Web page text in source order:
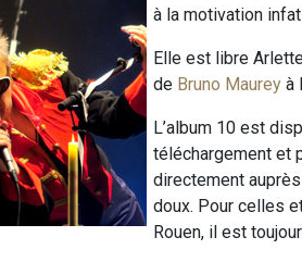
à la motivation
Elle est libre
de Bruno Maurey à
L’album 10 est
téléchargement et
directement
doux. Pour celles
Rouen, il est